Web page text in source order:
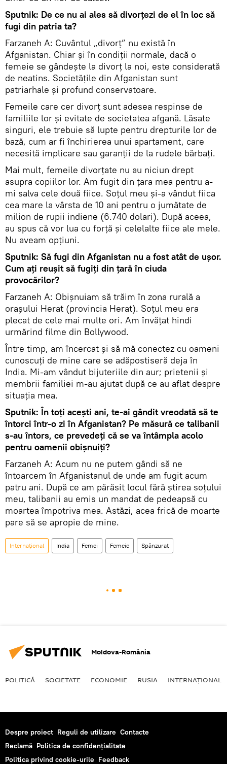
Sputnik: De ce nu ai ales să divorțezi de el în loc să
fugi din patria ta?
Farzaneh A: Cuvântul „divorț” nu există în
Afganistan. Chiar și în condiții normale, dacă o
femeie se gândește la divorț la noi, este considerată
de neatins. Societățile din Afganistan sunt
patriarhale și profund conservatoare.
Femeile care cer divorț sunt adesea respinse de
familiile lor și evitate de societatea afgană. Lăsate
singuri, ele trebuie să lupte pentru drepturile lor de
bază, cum ar fi închirierea unui apartament, care
necesită implicare sau garanții de la rudele bărbați.
Mai mult, femeile divorțate nu au niciun drept
asupra copiilor lor. Am fugit din țara mea pentru a-
mi salva cele două fiice. Soțul meu și-a vândut fiica
cea mare la vârsta de 10 ani pentru o jumătate de
milion de rupii indiene (6.740 dolari). După aceea,
au spus că vor lua cu forță și celelalte fiice ale mele.
Nu aveam opțiuni.
Sputnik: Să fugi din Afganistan nu a fost atât de ușor.
Cum ați reușit să fugiți din țară în ciuda
provocărilor?
Farzaneh A: Obișnuiam să trăim în zona rurală a
orașului Herat (provincia Herat). Soțul meu era
plecat de cele mai multe ori. Am învățat hindi
urmărind filme din Bollywood.
Între timp, am încercat și să mă conectez cu oameni
cunoscuți de mine care se adăpostiseră deja în
India. Mi-am vândut bijuteriile din aur; prietenii și
membrii familiei m-au ajutat după ce au aflat despre
situația mea.
Sputnik: În toți acești ani, te-ai gândit vreodată să te
întorci într-o zi în Afganistan? Pe măsură ce talibanii
s-au întors, ce prevedeți că se va întâmpla acolo
pentru oamenii obișnuiți?
Farzaneh A: Acum nu ne putem gândi să ne
întoarcem în Afganistanul de unde am fugit acum
patru ani. După ce am părăsit locul fără știrea soțului
meu, talibanii au emis un mandat de pedeapsă cu
moartea împotriva mea. Astăzi, acea frică de moarte
pare să se apropie de mine.
Internaţional India Femei Femeie Spânzurat
Moldova-România
POLITICĂ SOCIETATE ECONOMIE RUSIA INTERNAŢIONAL
Despre proiect Reguli de utilizare Contacte
Reclamă Politica de confidențialitate
Politica privind cookie-urile Feedback